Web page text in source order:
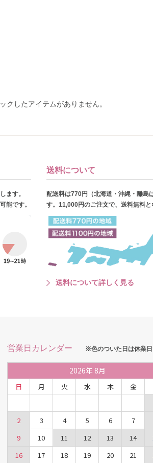
クしたアイテムがありません。
ます。
能です。
送料について
配送料は770円（北海道・沖縄・離島
す。11,000円のご注文で、送料無料と
送料について詳しく見る
営業日カレンダー ※色のついた日は休業日
2026年 8月
日 月 火 水 木 金
2
3 4 5 6 7
9
10 11 12 13 14
16
17 18 19 20 21